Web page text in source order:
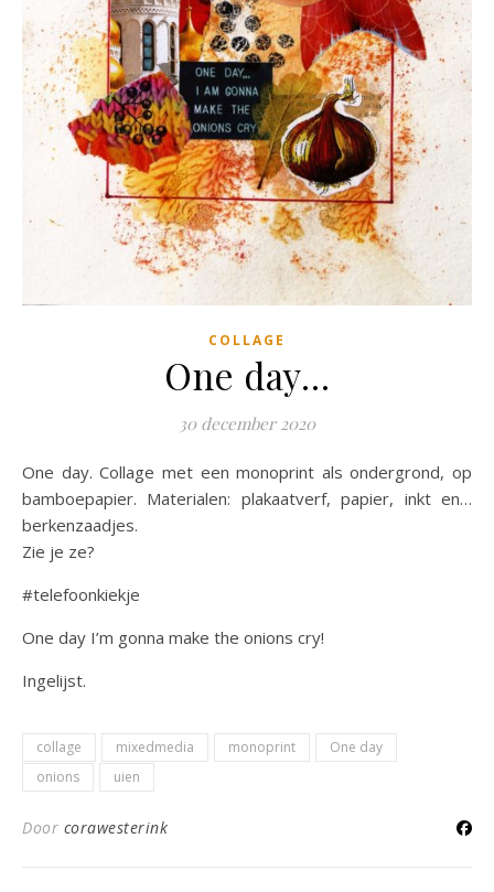
COLLAGE
One day…
30 december 2020
One day. Collage met een monoprint als ondergrond, op
bamboepapier. Materialen: plakaatverf, papier, inkt en…
berkenzaadjes.
Zie je ze?
#telefoonkiekje
One day I’m gonna make the onions cry!
Ingelijst.
collage mixedmedia monoprint
One day
onions
uien
Door corawesterink